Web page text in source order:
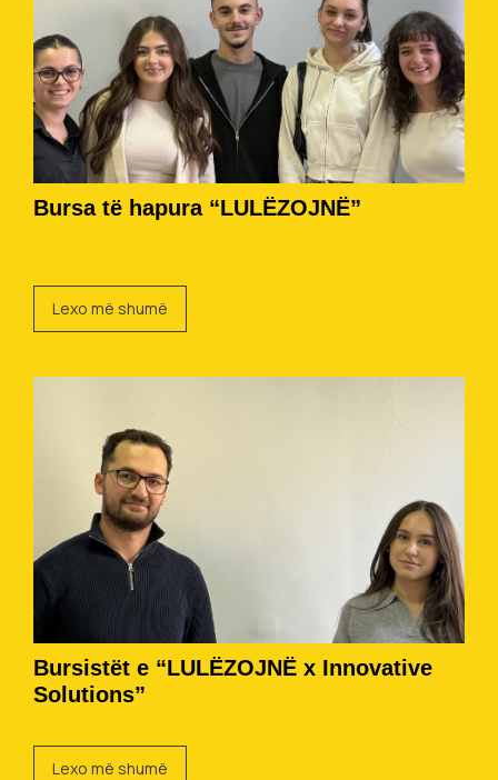
Bursa të hapura “LULËZOJNË”
Lexo më shumë
Bursistët e “LULËZOJNË x Innovative
Solutions”
Lexo më shumë